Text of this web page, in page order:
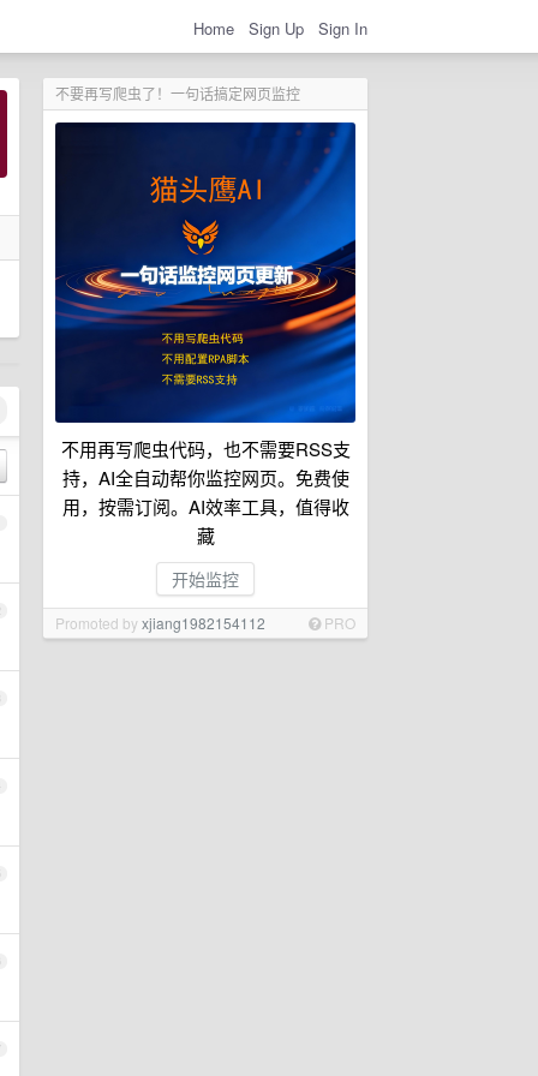
Home Sign Up Sign In
不要再写爬虫了！一句话搞定网页监控
不用再写爬虫代码，也不需要RSS支
持，AI全自动帮你监控网页。免费使
用，按需订阅。AI效率工具，值得收
藏
开始监控
Promoted byxjiang1982154112 PRO